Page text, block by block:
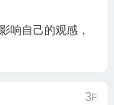
响自己的观感，
3F